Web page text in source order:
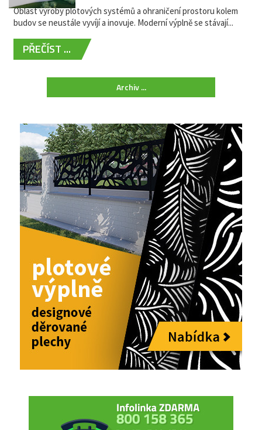
Oblast výroby plotových systémů a ohraničení prostoru kolem
budov se neustále vyvíjí a inovuje. Moderní výplně se stávají...
PŘEČÍST ...
Archiv ...